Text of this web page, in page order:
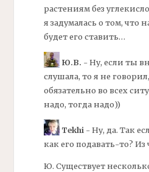
растениям без
я задумалась о том, что
будет его ставить…
Ю.В. - Ну, если ты
слушала, то я не
обязательно во всех
надо, тогда надо))
Tekhi- Ну, да. Так
как его подавать-то? Из
Ю. Существует